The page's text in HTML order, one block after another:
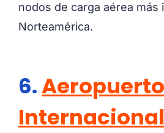
nodos de carga aérea más
Norteamérica.
6.Aeropuerto